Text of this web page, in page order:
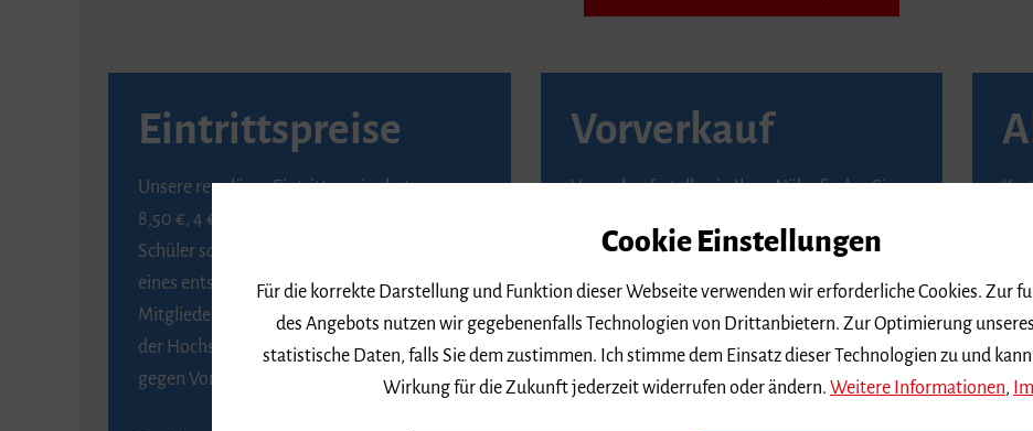
Eintrittspreise
Unsere regulären Eintrittspreise betragen
8,50 €, 4 € ermäßigt für Schülerinnen und
Schüler sowie Studierende gegen Vorlage
eines entsprechenden Nachweises, 6 € für
Mitglieder der Gesellschaft zur Förderung
der Hochschule für Musik Freiburg e. V.
gegen Vorlage des Mitgliedsausweises.
Vorverkauf
Vorverkaufsstellen in Ihrer Nähe finden Sie
BZ-Kartenservice Freiburg
Kaiser-Joseph-Straße 229
79098 Freiburg
Telefon 0761 4968888 (Reservierungen sind
An
Cookie Einstellungen
Für die korrekte Darstellung und Funktion dieser Webseite verwenden wir erforderliche Cookies. Zur
des Angebots nutzen wir gegebenenfalls Technologien von Drittanbietern. Zur Optimierung
statistische Daten, falls Sie dem zustimmen. Ich stimme dem Einsatz dieser Technologien zu und
Wirkung für die Zukunft jederzeit widerrufen oder ändern. Weitere Informationen